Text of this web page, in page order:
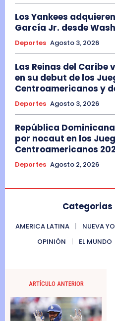
Los Yankees
García Jr. desde
Deportes Agosto 3, 2026
Las Reinas del Caribe
en su debut de los
Centroamericanos y
Deportes Agosto 3, 2026
República
por nocaut en los
Centroamericanos
Deportes Agosto 2, 2026
Categorias
AMERICA LATINA NUEVA
OPINIÓN
EL MUNDO
ARTÍCULO ANTERIOR